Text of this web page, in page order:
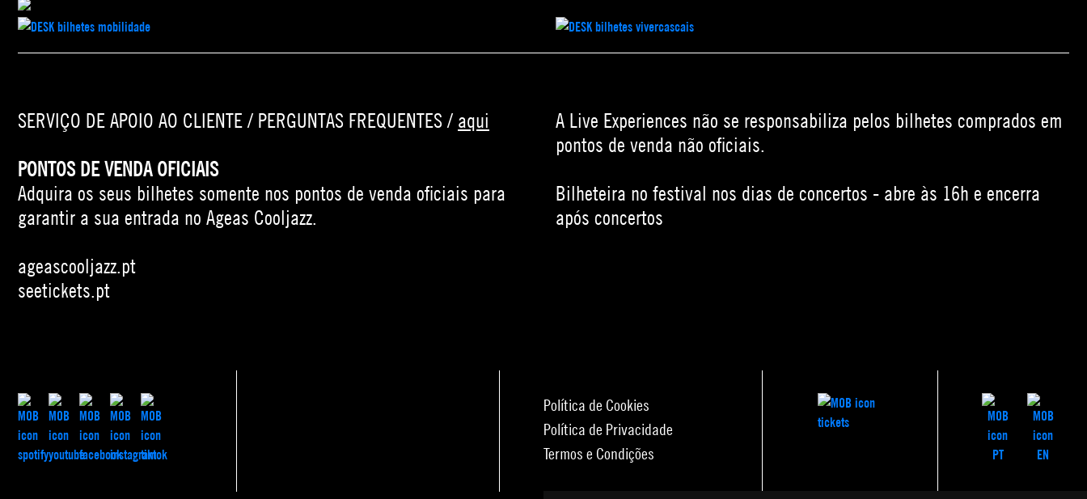
SERVIÇO DE APOIO AO CLIENTE / PERGUNTAS FREQUENTES / aqui
PONTOS DE VENDA OFICIAIS
Adquira os seus bilhetes somente nos pontos de venda oficiais para
garantir a sua entrada no Ageas Cooljazz.
ageascooljazz.pt
seetickets.pt
A Live Experiences não se responsabiliza pelos bilhetes comprados em
pontos de venda não oficiais.
Bilheteira no festival nos dias de concertos - abre às 16h e encerra
após concertos
Política de Cookies
Política de Privacidade
Termos e Condições